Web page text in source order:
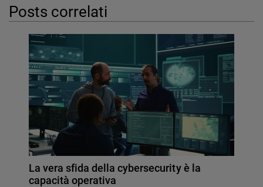
Posts correlati
La vera sfida della cybersecurity è la
capacità operativa